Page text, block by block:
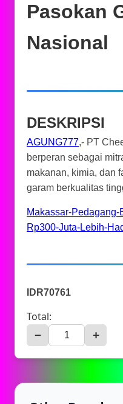
Pasokan
Nasional
DESKRIPSI
AGUNG777,- PT
berperan sebagai
makanan, kimia, dan
garam berkualitas
Makassar-
Rp300-Juta-Lebih-
IDR70761
Total:
− +